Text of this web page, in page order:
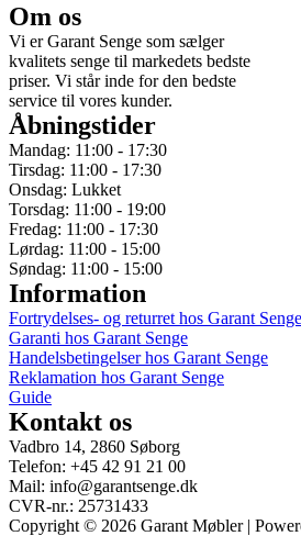
Om os
Vi er Garant Senge som sælger
kvalitets senge til markedets bedste
priser. Vi står inde for den bedste
service til vores kunder.
Åbningstider
Mandag: 11:00 - 17:30
Tirsdag: 11:00 - 17:30
Onsdag: Lukket
Torsdag: 11:00 - 19:00
Fredag: 11:00 - 17:30
Lørdag: 11:00 - 15:00
Søndag: 11:00 - 15:00
Information
Fortrydelses- og returret hos Garant Senge
Garanti hos Garant Senge
Handelsbetingelser hos Garant Senge
Reklamation hos Garant Senge
Guide
Kontakt os
Vadbro 14, 2860 Søborg
Telefon: +45 42 91 21 00
Mail: info@garantsenge.dk
CVR-nr.: 25731433
Copyright © 2026 Garant Møbler|